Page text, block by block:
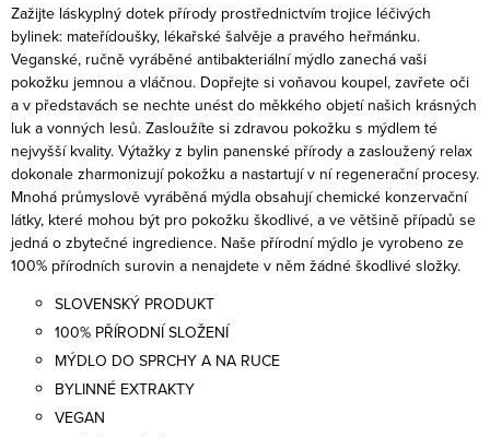
Zažijte láskyplný dotek přírody prostřednictvím trojice léčivých
bylinek: mateřídoušky, lékařské šalvěje a pravého heřmánku.
Veganské, ručně vyráběné antibakteriální mýdlo zanechá vaši
pokožku jemnou a vláčnou. Dopřejte si voňavou koupel, zavřete oči
a v představách se nechte unést do měkkého objetí našich krásných
luk a vonných lesů. Zasloužíte si zdravou pokožku s mýdlem té
nejvyšší kvality. Výtažky z bylin panenské přírody a zasloužený relax
dokonale zharmonizují pokožku a nastartují v ní regenerační procesy.
Mnohá průmyslově vyráběná mýdla obsahují chemické konzervační
látky, které mohou být pro pokožku škodlivé, a ve většině případů se
jedná o zbytečné ingredience. Naše přírodní mýdlo je vyrobeno ze
100% přírodních surovin a nenajdete v něm žádné škodlivé složky.
SLOVENSKÝ PRODUKT
100% PŘÍRODNÍ SLOŽENÍ
MÝDLO DO SPRCHY A NA RUCE
BYLINNÉ EXTRAKTY
VEGAN